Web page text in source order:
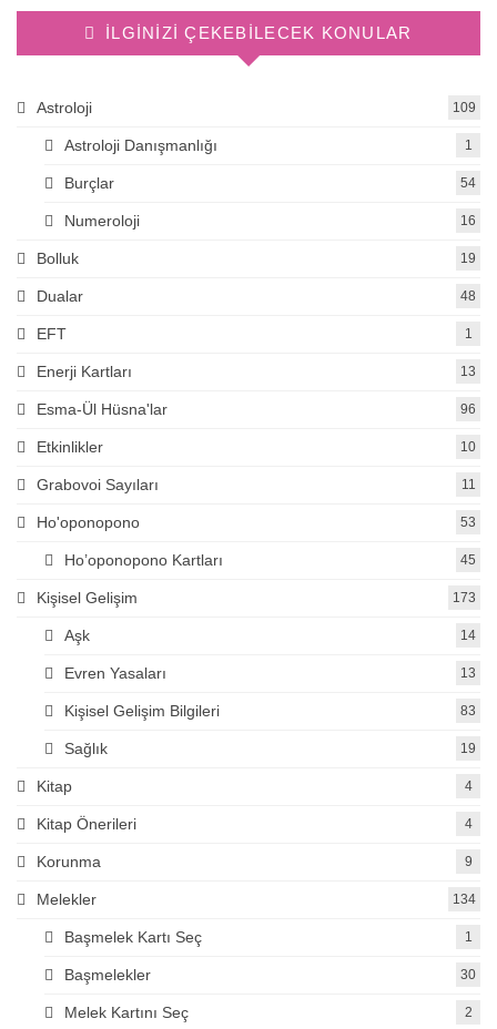
İLGINIZI ÇEKEBILECEK KONULAR
Astroloji 109
Astroloji Danışmanlığı 1
Burçlar 54
Numeroloji 16
Bolluk 19
Dualar 48
EFT 1
Enerji Kartları 13
Esma-Ül Hüsna'lar 96
Etkinlikler 10
Grabovoi Sayıları 11
Ho'oponopono 53
Ho’oponopono Kartları 45
Kişisel Gelişim 173
Aşk 14
Evren Yasaları 13
Kişisel Gelişim Bilgileri 83
Sağlık 19
Kitap 4
Kitap Önerileri 4
Korunma 9
Melekler 134
Başmelek Kartı Seç 1
Başmelekler 30
Melek Kartını Seç 2